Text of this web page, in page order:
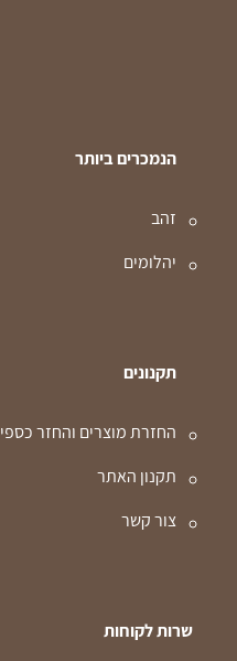
הנמכרים ביותר
זהב
יהלומים
תקנונים
החזרת מוצרים והחזר כספי
תקנון האתר
צור קשר
שרות לקוחות